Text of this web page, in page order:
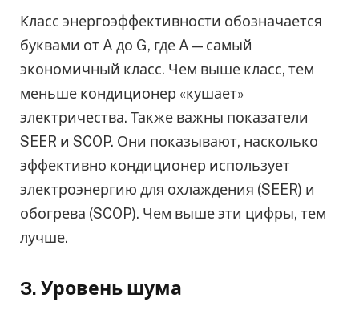
Класс энергоэффективности обозначается
буквами от A до G, где A — самый
экономичный класс. Чем выше класс, тем
меньше кондиционер «кушает»
электричества. Также важны показатели
SEER и SCOP. Они показывают, насколько
эффективно кондиционер использует
электроэнергию для охлаждения (SEER) и
обогрева (SCOP). Чем выше эти цифры, тем
лучше.
3. Уровень шума